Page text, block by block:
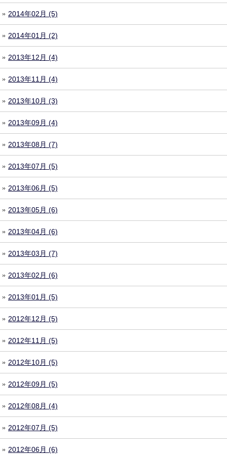
2014年02月 (5)
2014年01月 (2)
2013年12月 (4)
2013年11月 (4)
2013年10月 (3)
2013年09月 (4)
2013年08月 (7)
2013年07月 (5)
2013年06月 (5)
2013年05月 (6)
2013年04月 (6)
2013年03月 (7)
2013年02月 (6)
2013年01月 (5)
2012年12月 (5)
2012年11月 (5)
2012年10月 (5)
2012年09月 (5)
2012年08月 (4)
2012年07月 (5)
2012年06月 (6)